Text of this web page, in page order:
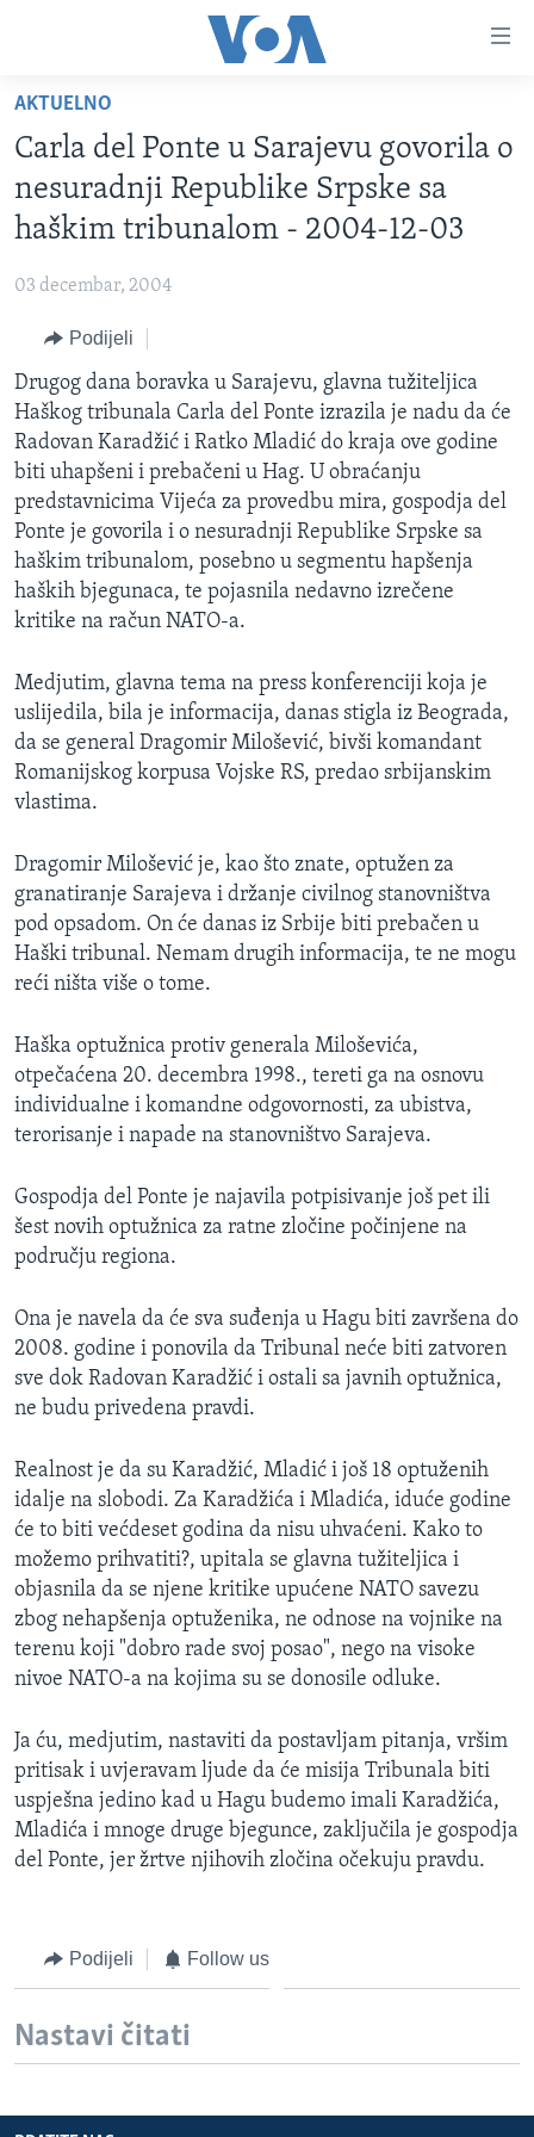
glavni
sadržaj
na
glavnu
Idi
pretragu
TV PROGRAM
FOTOGRAFIJE DANA
SJEDINJENE AMERIČKE DRŽAVE
BOSNA I HERCEGOVINA
SVIJET
NAUKA I TEHNOLOGIJA
SPECIJALNI PROJEKTI
KORUPCIJA
SLOBODA MEDIJA
ŽENSKA STRANA
IZBJEGLIČKA STRANA
MAGAZIN
O GLASU AMERIKE
PRATITE NAS
AKTUELNO
Carla del Ponte u Sarajevu govorila o
nesuradnji Republike Srpske sa
haškim tribunalom - 2004-12-03
03 decembar, 2004
Podijeli
Drugog dana boravka u Sarajevu, glavna tužiteljica
Haškog tribunala Carla del Ponte izrazila je nadu da će
Radovan Karadžić i Ratko Mladić do kraja ove godine
biti uhapšeni i prebačeni u Hag. U obraćanju
predstavnicima Vijeća za provedbu mira, gospodja del
Ponte je govorila i o nesuradnji Republike Srpske sa
haškim tribunalom, posebno u segmentu hapšenja
haških bjegunaca, te pojasnila nedavno izrečene
kritike na račun NATO-a.
Medjutim, glavna tema na press konferenciji koja je
uslijedila, bila je informacija, danas stigla iz Beograda,
da se general Dragomir Milošević, bivši komandant
Romanijskog korpusa Vojske RS, predao srbijanskim
vlastima.
Dragomir Milošević je, kao što znate, optužen za
granatiranje Sarajeva i držanje civilnog stanovništva
pod opsadom. On će danas iz Srbije biti prebačen u
Haški tribunal. Nemam drugih informacija, te ne mogu
reći ništa više o tome.
Haška optužnica protiv generala Miloševića,
otpečaćena 20. decembra 1998., tereti ga na osnovu
individualne i komandne odgovornosti, za ubistva,
terorisanje i napade na stanovništvo Sarajeva.
Gospodja del Ponte je najavila potpisivanje još pet ili
šest novih optužnica za ratne zločine počinjene na
području regiona.
Ona je navela da će sva suđenja u Hagu biti završena do
2008. godine i ponovila da Tribunal neće biti zatvoren
sve dok Radovan Karadžić i ostali sa javnih optužnica,
ne budu privedena pravdi.
Realnost je da su Karadžić, Mladić i još 18 optuženih
idalje na slobodi. Za Karadžića i Mladića, iduće godine
će to biti većdeset godina da nisu uhvaćeni. Kako to
možemo prihvatiti?, upitala se glavna tužiteljica i
objasnila da se njene kritike upućene NATO savezu
zbog nehapšenja optuženika, ne odnose na vojnike na
terenu koji "dobro rade svoj posao", nego na visoke
nivoe NATO-a na kojima su se donosile odluke.
Ja ću, medjutim, nastaviti da postavljam pitanja, vršim
pritisak i uvjeravam ljude da će misija Tribunala biti
uspješna jedino kad u Hagu budemo imali Karadžića,
Mladića i mnoge druge bjegunce, zaključila je gospodja
del Ponte, jer žrtve njihovih zločina očekuju pravdu.
Podijeli Follow us
Nastavi čitati